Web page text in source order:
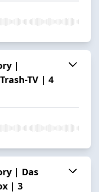
|
TV | 4
| Das
| 3